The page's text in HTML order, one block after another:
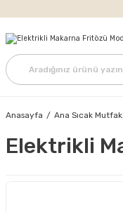
Tüm Siparişlerde
Anasayfa Ana Sıcak
Elektrikli